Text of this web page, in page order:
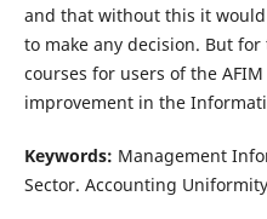
and that without this it
to make any decision. But
courses for users of the
improvement in the
Keywords: Management
Sector. Accounting